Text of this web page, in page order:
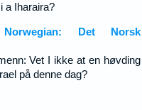
a Iharaira?
Det Norsk
Vet I ikke at en høvding
på denne dag?